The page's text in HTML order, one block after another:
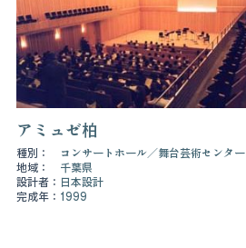
アミュゼ柏
種別： コンサートホール
舞台芸術センター
地域：
千葉県
設計者： 日本設計
完成年： 1999